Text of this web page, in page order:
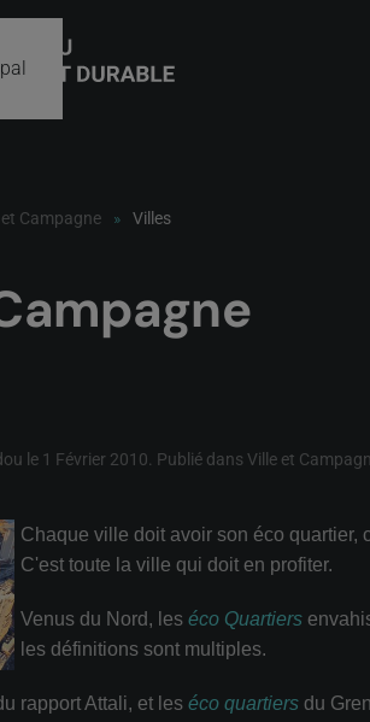
Campagne Villes
le 1 Février 2010 . Publié dans Ville et
Chaque ville doit avoir son éco quartier,
C'est toute la ville qui doit en profiter.
Venus du Nord, les éco Quartiers
les définitions sont multiples.
rapport Attali, et les éco quartiers du